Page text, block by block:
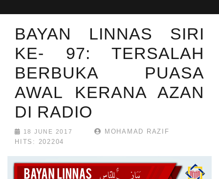
BAYAN LINNAS SIRI
KE- 97: TERSALAH
BERBUKA PUASA
AWAL KERANA AZAN
DI RADIO
18 JUNE 2017
MOHAMAD RAZIF
HITS: 202204